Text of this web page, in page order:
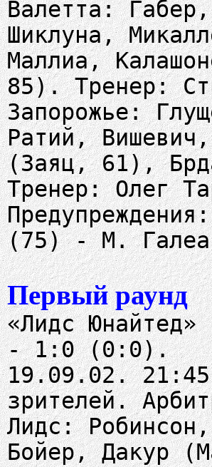
Валетта:
Шиклуна,
Маллиа,
85). Тренер:
Запорожье:
Ратий,
(Заяц, 61),
Тренер: Олег
(75) - М.
Первый раунд
«Лидс
- 1:0 (0:0).
19.09.02.
зрителей.
Лидс:
Бойер, Дакур